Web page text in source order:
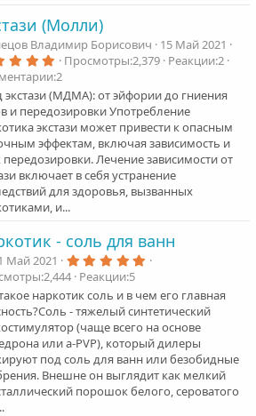
(Молли)
Владимир Борисович
15 Май 2021
5
.
0
0
в
ё
з
д
Просмотры 2,379 Реакции2
2
экстази (МДМА): от эйфории до гниения
и передозировки Употребление
экстази может привести к опасным
эффектам, включая зависимость и
передозировки. Лечение зависимости от
включает в себя устранение
для здоровья, вызванных
и...
- соль для ванн
Май 2021 5
0
в
ё
з
д
2,444 Реакции5
наркотик соль и в чем его главная
- тяжелый синтетический
(чаще всего на основе
или a-PVP), который дилеры
под соль для ванн или безобидные
Внешне он выглядит как мелкий
порошок белого, сероватого